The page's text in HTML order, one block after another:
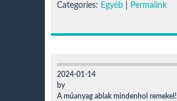
Categories: Egyéb Permalink
2024-01-14
by
A műanyag ablak mindenhol remekel!